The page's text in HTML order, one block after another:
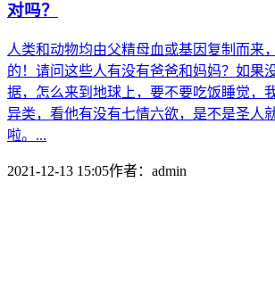
对吗？
人类和动物均由父精母血或基因复制而来
的！请问这些人有没有爸爸和妈妈？如果
据，怎么来到地球上，要不要吃饭睡觉，
异类，看他有没有七情六欲，是不是圣人
啦。...
2021-12-13 15:05作者： admin